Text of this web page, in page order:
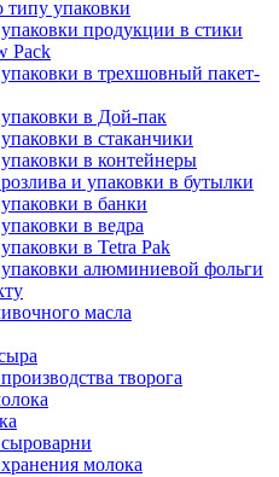
типу упаковки
продукции в стики
Pack
в трехшовный пакет-
в Дой-пак
в стаканчики
в контейнеры
и упаковки в бутылки
в банки
в ведра
в Tetra Pak
алюминиевой фольги
масла
творога
молока